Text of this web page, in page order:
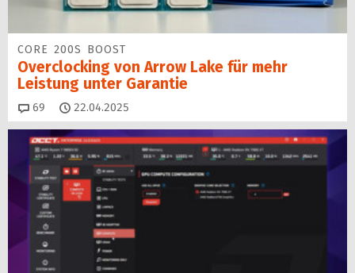
CORE 200S BOOST
Overclocking von Arrow Lake für mehr
Leistung unter Garantie
69 Kommentare
22.04.2025